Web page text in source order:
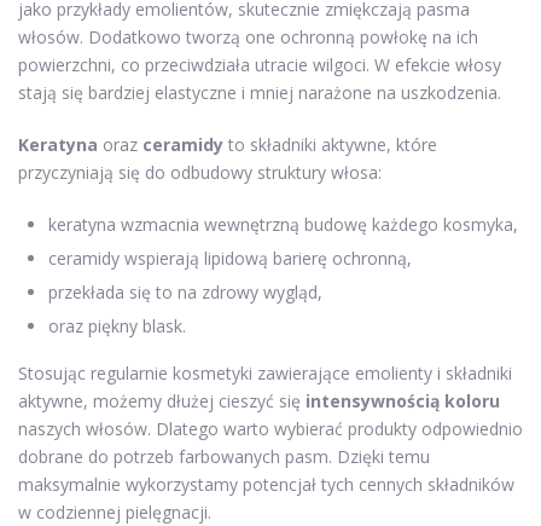
jako przykłady emolientów, skutecznie zmiękczają pasma
włosów. Dodatkowo tworzą one ochronną powłokę na ich
powierzchni, co przeciwdziała utracie wilgoci. W efekcie włosy
stają się bardziej elastyczne i mniej narażone na uszkodzenia.
Keratyna oraz ceramidy to składniki aktywne, które
przyczyniają się do odbudowy struktury włosa:
keratyna wzmacnia wewnętrzną budowę każdego kosmyka,
ceramidy wspierają lipidową barierę ochronną,
przekłada się to na zdrowy wygląd,
oraz piękny blask.
Stosując regularnie kosmetyki zawierające emolienty i składniki
aktywne, możemy dłużej cieszyć się intensywnością koloru
naszych włosów. Dlatego warto wybierać produkty odpowiednio
dobrane do potrzeb farbowanych pasm. Dzięki temu
maksymalnie wykorzystamy potencjał tych cennych składników
w codziennej pielęgnacji.